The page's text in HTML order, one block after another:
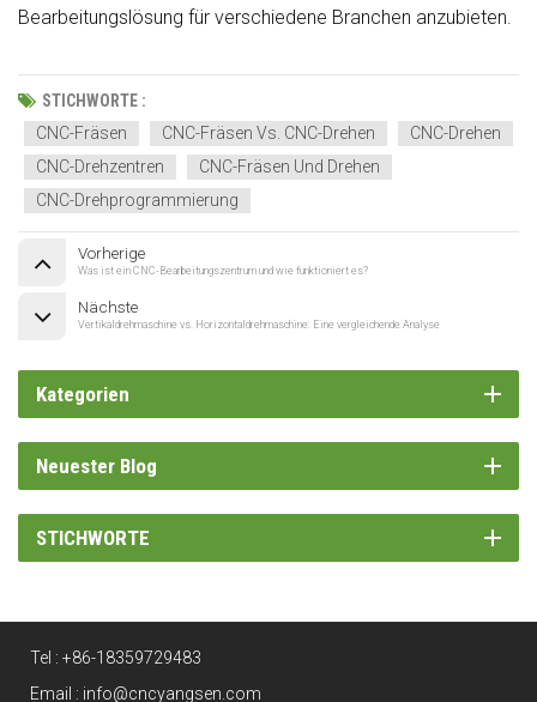
Bearbeitungslösung für verschiedene Branchen anzubieten.
STICHWORTE :
CNC-Fräsen
CNC-Fräsen Vs. CNC-Drehen
CNC-Drehen
CNC-Drehzentren
CNC-Fräsen Und Drehen
CNC-Drehprogrammierung
Vorherige
Was ist ein CNC-Bearbeitungszentrum und wie funktioniert es?
Nächste
Vertikaldrehmaschine vs. Horizontaldrehmaschine: Eine vergleichende Analyse
Kategorien
Neuester Blog
STICHWORTE
Tel : +86-18359729483
Email : info@cncyangsen.com